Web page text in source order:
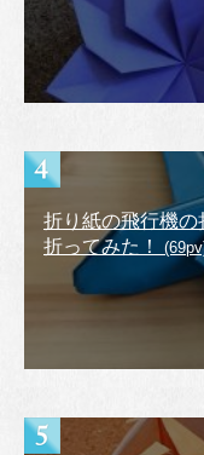
折り紙の飛行機
折ってみた！